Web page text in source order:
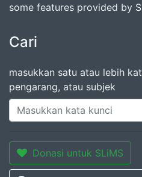
some features provided by
Cari
masukkan satu atau lebih
pengarang, atau subjek
Donasi untuk SLiMS